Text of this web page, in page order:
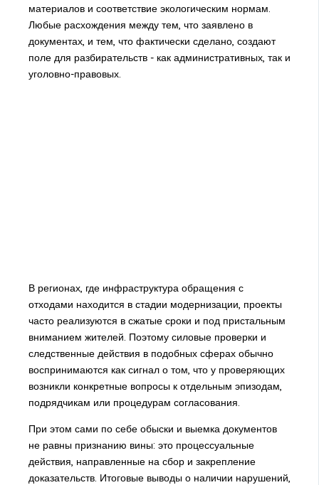
материалов и соответствие экологическим нормам.
Любые расхождения между тем, что заявлено в
документах, и тем, что фактически сделано, создают
поле для разбирательств - как административных, так и
уголовно-правовых.
В регионах, где инфраструктура обращения с
отходами находится в стадии модернизации, проекты
часто реализуются в сжатые сроки и под пристальным
вниманием жителей. Поэтому силовые проверки и
следственные действия в подобных сферах обычно
воспринимаются как сигнал о том, что у проверяющих
возникли конкретные вопросы к отдельным эпизодам,
подрядчикам или процедурам согласования.
При этом сами по себе обыски и выемка документов
не равны признанию вины: это процессуальные
действия, направленные на сбор и закрепление
доказательств. Итоговые выводы о наличии нарушений,